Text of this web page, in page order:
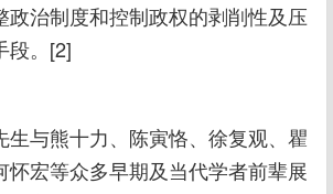
政治制度和控制政权的剥削性及压
段。[2]
生与熊十力、陈寅恪、徐复观、瞿
怀宏等众多早期及当代学者前辈展